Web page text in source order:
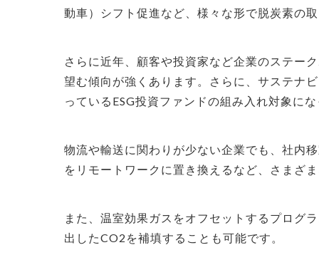
動車）シフト促進など、様々な形で脱炭素の
さらに近年、顧客や投資家など企業のステー
望む傾向が強くあります。さらに、サステナ
っているESG投資ファンドの組み入れ対象に
物流や輸送に関わりが少ない企業でも、社内
をリモートワークに置き換えるなど、さまざ
また、温室効果ガスをオフセットするプログ
出したCO2を補填することも可能です。